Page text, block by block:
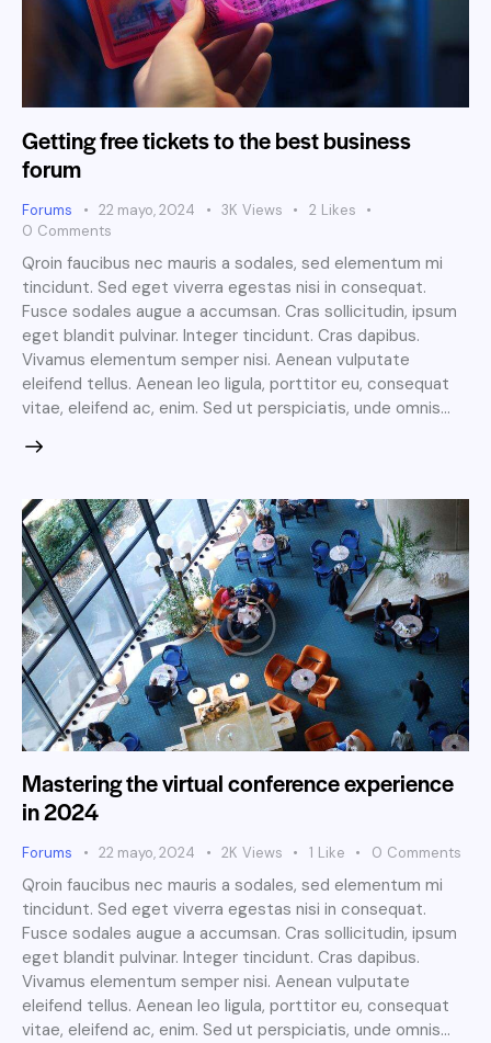
Getting free tickets to the best business
forum
Forums 22 mayo, 2024 3K Views 2 Likes
0 Comments
Qroin faucibus nec mauris a sodales, sed elementum mi
tincidunt. Sed eget viverra egestas nisi in consequat.
Fusce sodales augue a accumsan. Cras sollicitudin, ipsum
eget blandit pulvinar. Integer tincidunt. Cras dapibus.
Vivamus elementum semper nisi. Aenean vulputate
eleifend tellus. Aenean leo ligula, porttitor eu, consequat
vitae, eleifend ac, enim. Sed ut perspiciatis, unde omnis…
Mastering the virtual conference experience
in 2024
Forums 22 mayo, 2024 2K Views 1 Like 0 Comments
Qroin faucibus nec mauris a sodales, sed elementum mi
tincidunt. Sed eget viverra egestas nisi in consequat.
Fusce sodales augue a accumsan. Cras sollicitudin, ipsum
eget blandit pulvinar. Integer tincidunt. Cras dapibus.
Vivamus elementum semper nisi. Aenean vulputate
eleifend tellus. Aenean leo ligula, porttitor eu, consequat
vitae, eleifend ac, enim. Sed ut perspiciatis, unde omnis…